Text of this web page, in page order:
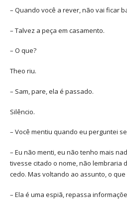
– Quando você a rever, não vai ficar
– Talvez a peça em casamento.
– O que?
Theo riu.
– Sam, pare, ela é passado.
Silêncio.
– Você mentiu quando eu perguntei
– Eu não menti, eu não tenho mais
tivesse citado o nome, não lembraria
cedo. Mas voltando ao assunto, o
– Ela é uma espiã, repassa